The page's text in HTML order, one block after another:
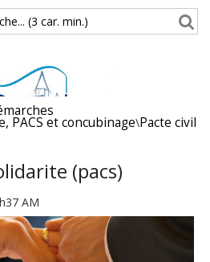
(3 car. min.)
PACS et concubinage\Pacte civil
(pacs)
AM